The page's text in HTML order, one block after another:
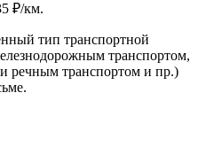
₽/км.
тип транспортной
транспортом,
речным транспортом и пр.)